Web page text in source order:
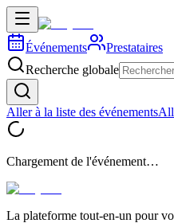
Événements
Prestataires
Recherche globale
Aller à la liste des événements
Chargement de l'événement…
La plateforme tout-en-un pour